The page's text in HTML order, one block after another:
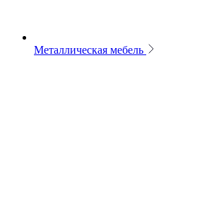
Металлическая мебель